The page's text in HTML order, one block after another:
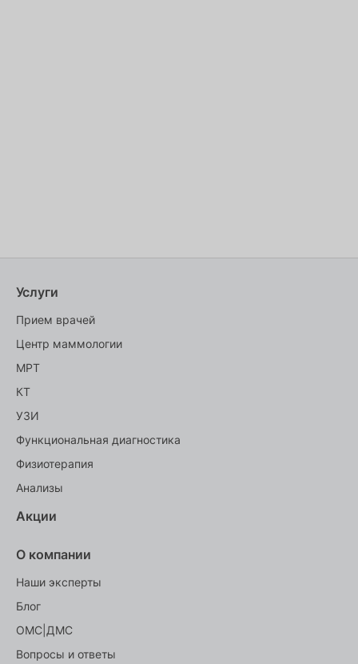
Услуги
Прием врачей
Центр маммологии
МРТ
КТ
УЗИ
Функциональная диагностика
Физиотерапия
Анализы
Акции
О компании
Наши эксперты
Блог
ОМС|ДМС
Вопросы и ответы